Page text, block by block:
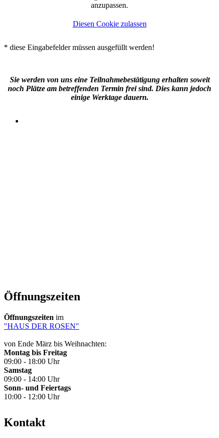
anzupassen.
Diesen Cookie zulassen
* diese Eingabefelder müssen ausgefüllt werden!
Sie werden von uns eine Teilnahmebestätigung erhalten soweit
noch Plätze am betreffenden Termin frei sind. Dies kann jedoch
einige Werktage dauern.
Öffnungszeiten
Öffnungszeiten im
"HAUS DER ROSEN"
von Ende März bis Weihnachten:
Montag bis Freitag
09:00 - 18:00 Uhr
Samstag
09:00 - 14:00 Uhr
Sonn- und Feiertags
10:00 - 12:00 Uhr
Kontakt